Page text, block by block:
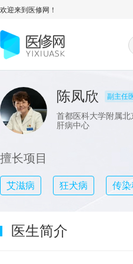
欢迎来到医修网！
陈凤欣 副主任
首都医科大学附属北
肝病中心
擅长项目
艾滋病 狂犬病 传染
医生简介